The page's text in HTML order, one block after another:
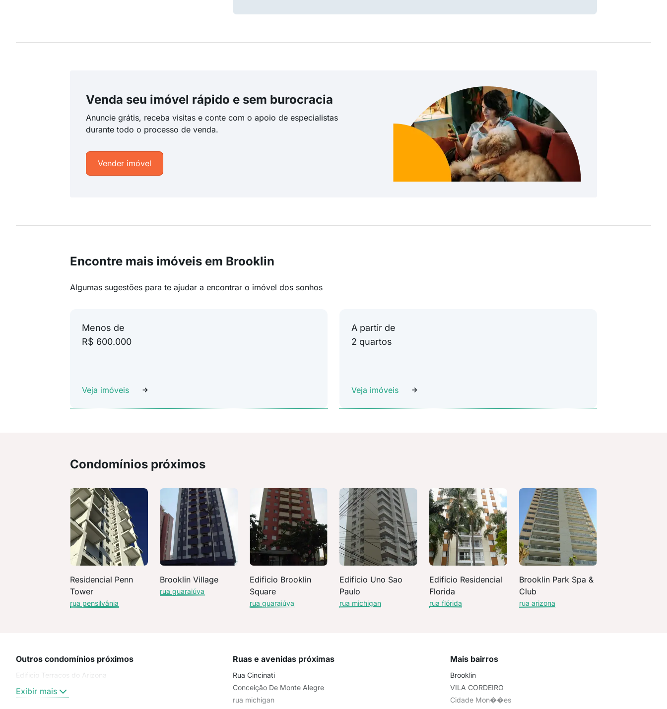
Venda seu imóvel rápido e sem burocracia
Anuncie grátis, receba visitas e conte com o apoio de especialistas
durante todo o processo de venda.
Vender imóvel
Encontre mais imóveis em Brooklin
Algumas sugestões para te ajudar a encontrar o imóvel dos sonhos
Menos de
R$ 600.000
Veja imóveis
A partir de
2 quartos
Veja imóveis
Condomínios próximos
Residencial Penn
Tower
rua pensilvânia
Brooklin Village
rua guaraiúva
Edificio Brooklin
Square
rua guaraiúva
Edificio Uno Sao
Paulo
rua michigan
Edificio Residencial
Florida
rua flórida
Brooklin Park Spa &
Club
rua arizona
Outros condomínios próximos
Edificio Terracos do Arizona
Exibir mais
Ruas e avenidas próximas
Rua Cincinati
Conceição De Monte Alegre
rua michigan
Mais bairros
Brooklin
VILA CORDEIRO
Cidade Mon��es